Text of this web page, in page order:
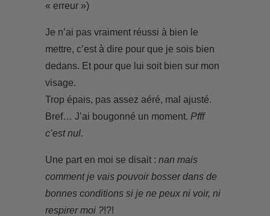
« erreur »)
Je n’ai pas vraiment réussi à bien le
mettre, c’est à dire pour que je sois bien
dedans. Et pour que lui soit bien sur mon
visage.
Trop épais, pas assez aéré, mal ajusté.
Bref… J’ai bougonné un moment. Pfff
c’est nul.
Une part en moi se disait : nan mais
comment je vais pouvoir bosser dans de
bonnes conditions si je ne peux ni voir, ni
respirer moi ?!?!